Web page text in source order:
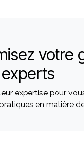
votre
expertise pour
en matière